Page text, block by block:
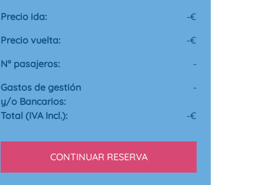
Precio ida:
-€
Precio vuelta:
-€
Nº pasajeros:
-
Gastos de gestión
y/o Bancarios:
-
Total (IVA Incl.): -€
CONTINUAR RESERVA